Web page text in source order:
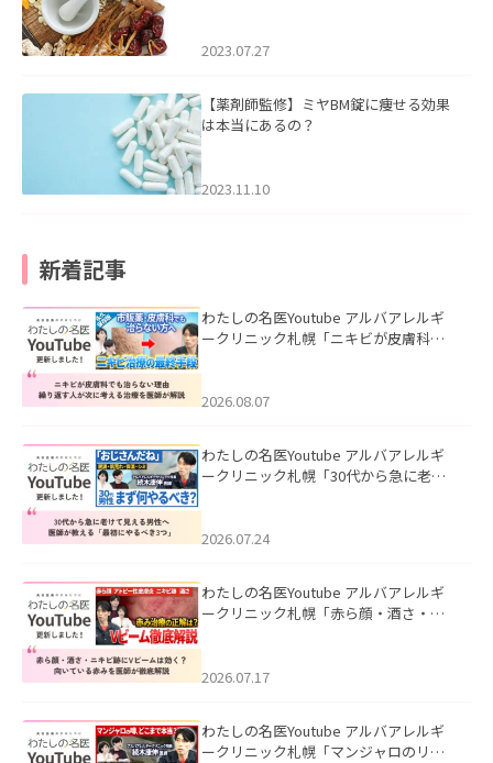
2023.07.27
【薬剤師監修】ミヤBM錠に痩せる効果
は本当にあるの？
2023.11.10
新着記事
わたしの名医Youtube アルバアレルギ
ークリニック札幌「ニキビが皮膚科で
ました。
2026.08.07
わたしの名医Youtube アルバアレルギ
ークリニック札幌「30代から急に老け
た。
2026.07.24
わたしの名医Youtube アルバアレルギ
ークリニック札幌「赤ら顔・酒さ・ニ
した。
2026.07.17
わたしの名医Youtube アルバアレルギ
ークリニック札幌「マンジャロのリア